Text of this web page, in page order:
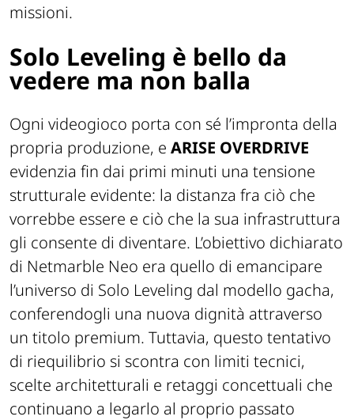
missioni.
Solo Leveling è bello da
vedere ma non balla
Ogni videogioco porta con sé l’impronta della
propria produzione, e ARISE OVERDRIVE
evidenzia fin dai primi minuti una tensione
strutturale evidente: la distanza fra ciò che
vorrebbe essere e ciò che la sua infrastruttura
gli consente di diventare. L’obiettivo dichiarato
di Netmarble Neo era quello di emancipare
l’universo di Solo Leveling dal modello gacha,
conferendogli una nuova dignità attraverso
un titolo premium. Tuttavia, questo tentativo
di riequilibrio si scontra con limiti tecnici,
scelte architetturali e retaggi concettuali che
continuano a legarlo al proprio passato